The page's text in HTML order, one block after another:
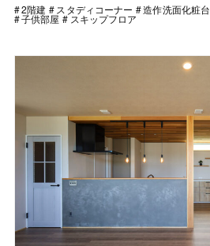
2階建
スタディコーナー 造作洗面化粧台
子供部屋 スキップフロア